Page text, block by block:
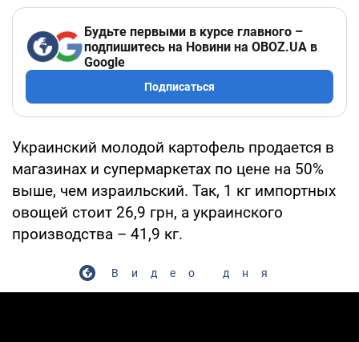
Будьте первыми в курсе главного –
подпишитесь на Новини на OBOZ.UA в
Google
Подписаться
Украинский молодой картофель продается в
магазинах и супермаркетах по цене на 50%
выше, чем израильский. Так, 1 кг импортных
овощей стоит 26,9 грн, а украинского
производства – 41,9 кг.
Видео дня